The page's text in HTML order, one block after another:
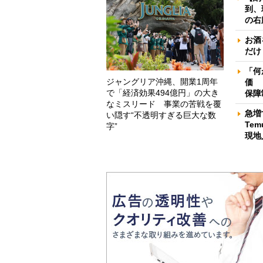
ジャングリア沖縄、開業1周年
で「経済効果494億円」の大き
なミスリード 事業の苦戦を覆
い隠す“不透明すぎる巨大な数
字”
到
の右
お
だ
「
価
保障
急
現地